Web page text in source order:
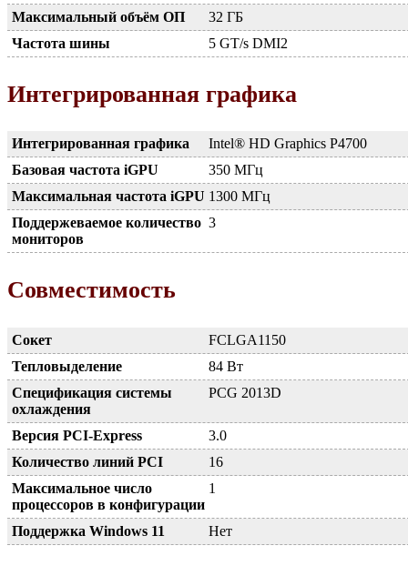
Максимальный объём ОП
32 ГБ
Частота шины
5 GT/s DMI2
Интегрированная графика
Интегрированная графика
Intel® HD Graphics P4700
Базовая частота iGPU
350 МГц
Максимальная частота iGPU 1300 МГц
Поддержеваемое количество
мониторов
3
Совместимость
Сокет
FCLGA1150
Тепловыделение
84 Вт
Спецификация системы
охлаждения
PCG 2013D
Версия PCI-Express
3.0
Количество линий PCI
16
Максимальное число
процессоров в конфигурации
1
Поддержка Windows 11 Нет